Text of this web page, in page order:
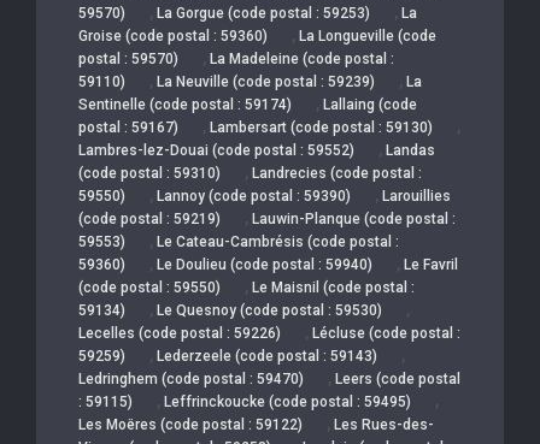
59570)
, La Gorgue (code postal : 59253) , La
Groise (code postal : 59360)
, La Longueville (code
postal : 59570)
, La Madeleine (code postal :
59110)
, La Neuville (code postal : 59239) , La
Sentinelle (code postal : 59174)
, Lallaing (code
postal : 59167)
, Lambersart (code postal : 59130) ,
Lambres-lez-Douai (code postal : 59552) , Landas
(code postal : 59310)
, Landrecies (code postal :
59550)
, Lannoy (code postal : 59390) , Larouillies
(code postal : 59219)
, Lauwin-Planque (code postal :
59553)
, Le Cateau-Cambrésis (code postal :
59360)
, Le Doulieu (code postal : 59940) , Le Favril
(code postal : 59550)
, Le Maisnil (code postal :
59134)
, Le Quesnoy (code postal : 59530) ,
Lecelles (code postal : 59226) , Lécluse (code postal :
59259)
, Lederzeele (code postal : 59143) ,
Ledringhem (code postal : 59470) , Leers (code postal
: 59115)
, Leffrinckoucke (code postal : 59495) ,
Les Moëres (code postal : 59122) , Les Rues-des-